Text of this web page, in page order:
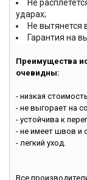
Не
ударах;
Не вытянется
Гарантия на
Преимущества
очевидны:
- низкая
- не выгорает на
- устойчива к
- не имеет швов и
- легкий уход.
Все